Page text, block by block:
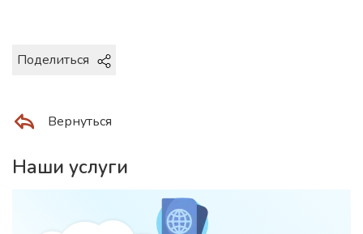
Поделиться
Вернуться
Наши услуги